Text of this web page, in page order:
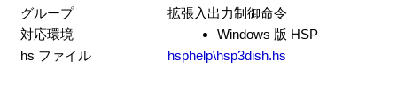
グループ
拡張入出力制御命令
対応環境
Windows 版 HSP
hs ファイル
hsphelp\hsp3dish.hs